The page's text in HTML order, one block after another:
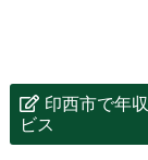
印西市で年
ビス